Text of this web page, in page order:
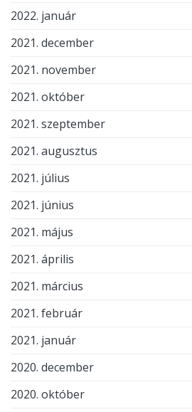
2022. január
2021. december
2021. november
2021. október
2021. szeptember
2021. augusztus
2021. július
2021. június
2021. május
2021. április
2021. március
2021. február
2021. január
2020. december
2020. október